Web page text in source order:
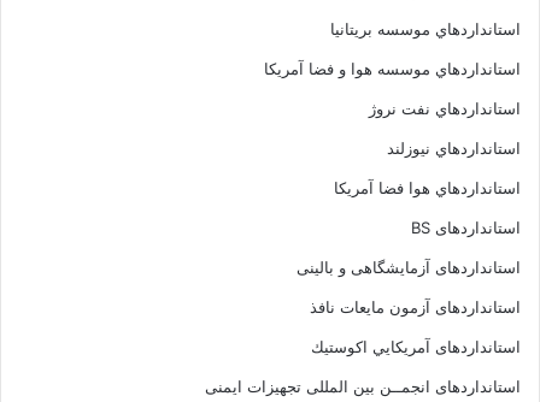
استانداردهاي موسسه بريتانيا
استانداردهاي موسسه هوا و فضا آمريکا
استانداردهاي نفت نروژ
استانداردهاي نيوزلند
استانداردهاي هوا فضا آمريکا
استانداردهای BS
استانداردهای آزمایشگاهی و بالینی
استانداردهای آزمون مایعات نافذ
استانداردهای آمريكايي اكوستيك
استانداردهای انجمــن بين المللى تجهيزات ايمنى